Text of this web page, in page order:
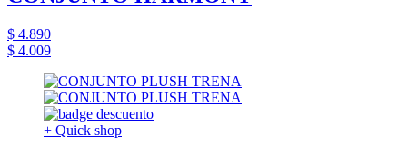
$ 4.890
$ 4.009
+ Quick shop